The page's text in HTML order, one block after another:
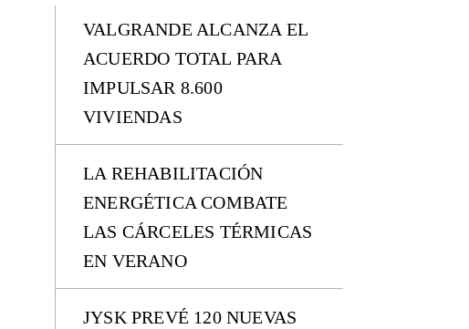
VALGRANDE ALCANZA EL
ACUERDO TOTAL PARA
IMPULSAR 8.600
VIVIENDAS
LA REHABILITACIÓN
ENERGÉTICA COMBATE
LAS CÁRCELES TÉRMICAS
EN VERANO
JYSK PREVÉ 120 NUEVAS